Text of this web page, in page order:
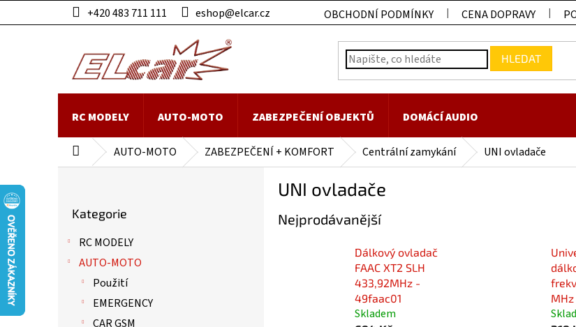
na
+420 483 711 111 eshop@elcar.cz OBCHODNÍ PODMÍNKY CENA DOPRAVY
HLEDAT
RC MODELY AUTO-MOTO ZABEZPEČENÍ OBJEKTŮ DOMÁCÍ AUDIO
Domů AUTO-MOTO ZABEZPEČENÍ + KOMFORT Centrální zamykání UNI ovladače
kategorie
Kategorie
RC MODELY
AUTO-MOTO
Použití
EMERGENCY
CAR GSM
UNI ovladače
Nejprodávanější
Dálkový ovladač
FAAC XT2 SLH
433,92MHz -
49faac01
Skladem